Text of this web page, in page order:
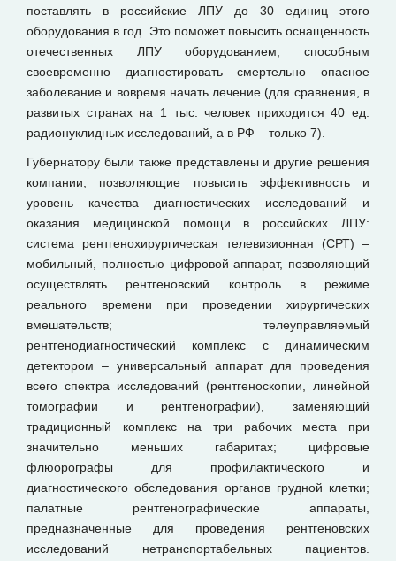
поставлять в российские ЛПУ до 30 единиц этого
оборудования в год. Это поможет повысить оснащенность
отечественных ЛПУ оборудованием, способным
своевременно диагностировать смертельно опасное
заболевание и вовремя начать лечение (для сравнения, в
развитых странах на 1 тыс. человек приходится 40 ед.
радионуклидных исследований, а в РФ – только 7).
Губернатору были также представлены и другие решения
компании, позволяющие повысить эффективность и
уровень качества диагностических исследований и
оказания медицинской помощи в российских ЛПУ:
система рентгенохирургическая телевизионная (СРТ) –
мобильный, полностью цифровой аппарат, позволяющий
осуществлять рентгеновский контроль в режиме
реального времени при проведении хирургических
вмешательств; телеуправляемый
рентгенодиагностический комплекс с динамическим
детектором – универсальный аппарат для проведения
всего спектра исследований (рентгеноскопии, линейной
томографии и рентгенографии), заменяющий
традиционный комплекс на три рабочих места при
значительно меньших габаритах; цифровые
флюорографы для профилактического и
диагностического обследования органов грудной клетки;
палатные рентгенографические аппараты,
предназначенные для проведения рентгеновских
исследований нетранспортабельных пациентов.